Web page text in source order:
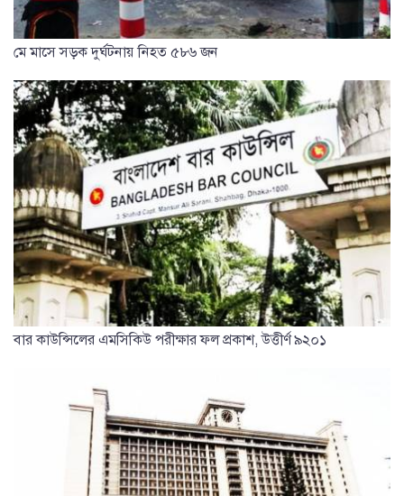
মে মাসে সড়ক দুর্ঘটনায় নিহত ৫৮৬ জন
বার কাউন্সিলের এমসিকিউ পরীক্ষার ফল প্রকাশ, উত্তীর্ণ ৯২০১